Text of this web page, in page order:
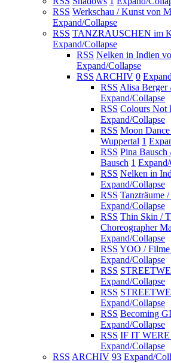
RSS Werkschau / Kunst von
Expand/Collapse
RSS TANZRAUSCHEN im
Expand/Collapse
RSS Nelken in Indien
Expand/Collapse
RSS ARCHIV 0
RSS Alisa Berger
Expand/Collapse
RSS Colours Not
Expand/Collapse
RSS Moon
Wuppertal 1
RSS Pina Bausch
Bausch 1
RSS Nelken in
Expand/Collapse
RSS Tanzträume
Expand/Collapse
RSS Thin Skin /
Choreographer
Expand/Collapse
RSS YOO /
Expand/Collapse
RSS
Expand/Collapse
RSS
Expand/Collapse
RSS Becoming
Expand/Collapse
RSS IF IT
Expand/Collapse
RSS ARCHIV 93 Expand/